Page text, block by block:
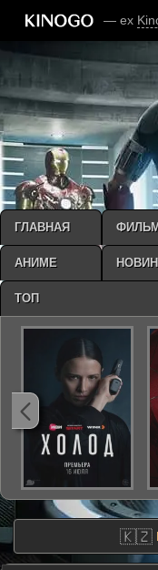
— ex
🇰🇿
ГЛАВНАЯ
АНИМЕ
ТОП